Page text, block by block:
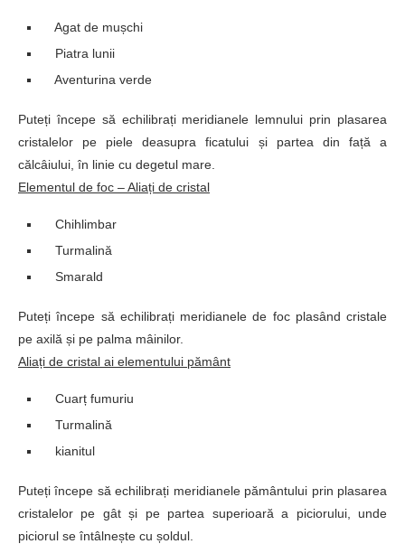
Agat de mușchi
Piatra lunii
Aventurina verde
Puteți începe să echilibrați meridianele lemnului prin plasarea
cristalelor pe piele deasupra ficatului și partea din față a
călcâiului, în linie cu degetul mare.
Elementul de foc – Aliați de cristal
Chihlimbar
Turmalină
Smarald
Puteți începe să echilibrați meridianele de foc plasând cristale
pe axilă și pe palma mâinilor.
Aliați de cristal ai elementului pământ
Cuarț fumuriu
Turmalină
kianitul
Puteți începe să echilibrați meridianele pământului prin plasarea
cristalelor pe gât și pe partea superioară a piciorului, unde
piciorul se întâlnește cu șoldul.